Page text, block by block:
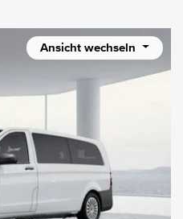
Ansicht wechseln